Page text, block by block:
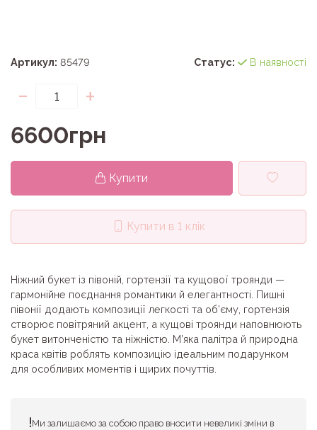
Артикул: 85479 Статус: В наявності
Ніжний букет із півоній, гортензії та кущової троянди —
гармонійне поєднання романтики й елегантності. Пишні
півонії додають композиції легкості та об’єму, гортензія
створює повітряний акцент, а кущові троянди наповнюють
букет витонченістю та ніжністю. М’яка палітра й природна
краса квітів роблять композицію ідеальним подарунком
для особливих моментів і щирих почуттів.
- +
6600грн
Купити
Купити в 1 клік
Ми залишаємо за собою право вносити невеликі зміни в